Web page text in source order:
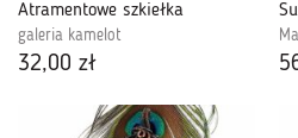
Atramentowe szkiełka
galeria kamelot
32,00 zł